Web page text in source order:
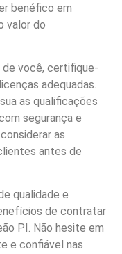
benéfico em
valor do
você, certifique-
adequadas.
as qualificações
segurança e
as
antes de
qualidade e
de contratar
PI. Não hesite em
e confiável nas